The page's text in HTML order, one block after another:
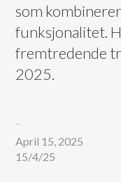
som
funksjonalitet.
fremtredende
2025.
–
April 15, 2025
15/4/25